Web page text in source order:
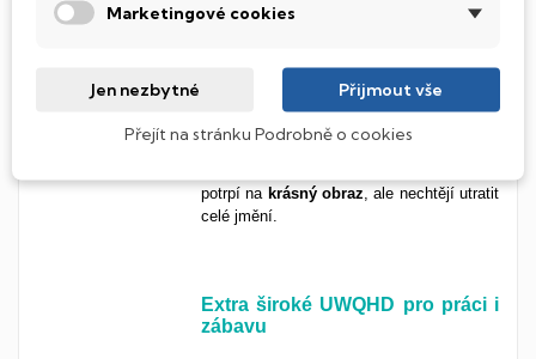
Hluboké kontrasty s VA
VA panel přináší nádherný
výrazným barvám a perfektní čeré
kterou oceníš hlavně při sledování filmů,
potrpí na krásný obraz , ale nechtějí utratit
celé jmění.
Extra široké UWQHD pro práci i
zábavu
Marketingové cookies
Jen nezbytné Přijmout vše
Přejít na stránku Podrobně o cookies